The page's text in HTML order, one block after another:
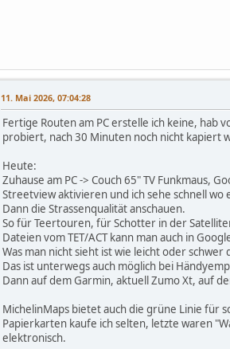
11. Mai 2026, 07:04:28
Fertige Routen am PC erstelle ich keine, hab
probiert, nach 30 Minuten noch nicht kapiert
Heute:
Zuhause am PC -> Couch 65" TV Funkmaus,
Streetview aktivieren und ich sehe schnell wo
Dann die Strassenqualität anschauen.
So für Teertouren, für Schotter in der
Dateien vom TET/ACT kann man auch in
Was man nicht sieht ist wie leicht oder schwer
Das ist unterwegs auch möglich bei
Dann auf dem Garmin, aktuell Zumo Xt, auf
MichelinMaps bietet auch die grüne Linie für
Papierkarten kaufe ich selten, letzte waren
elektronisch.